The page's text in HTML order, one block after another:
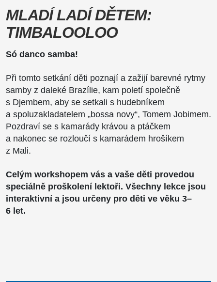
MLADÍ LADÍ DĚTEM:
TIMBALOOLOO
Só danco samba!
Při tomto setkání děti poznají a zažijí barevné rytmy
samby z daleké Brazílie, kam poletí společně
s Djembem, aby se setkali s hudebníkem
a spoluzakladatelem „bossa novy“, Tomem Jobimem.
Pozdraví se s kamarády krávou a ptáčkem
a nakonec se rozloučí s kamarádem hrošíkem
z Mali.
Celým workshopem vás a vaše děti provedou
speciálně proškolení lektoři. Všechny lekce jsou
interaktivní a jsou určeny pro děti ve věku 3–
6 let.